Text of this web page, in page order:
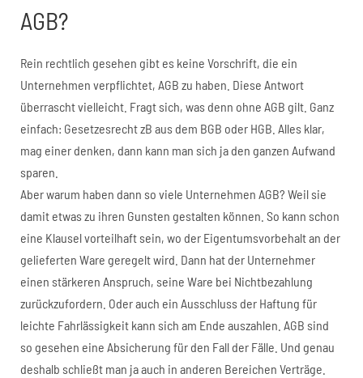
AGB?
Rein rechtlich gesehen gibt es keine Vorschrift, die ein
Unternehmen verpflichtet, AGB zu haben. Diese Antwort
überrascht vielleicht. Fragt sich, was denn ohne AGB gilt. Ganz
einfach: Gesetzesrecht zB aus dem BGB oder HGB. Alles klar,
mag einer denken, dann kann man sich ja den ganzen Aufwand
sparen.
Aber warum haben dann so viele Unternehmen AGB? Weil sie
damit etwas zu ihren Gunsten gestalten können. So kann schon
eine Klausel vorteilhaft sein, wo der Eigentumsvorbehalt an der
gelieferten Ware geregelt wird. Dann hat der Unternehmer
einen stärkeren Anspruch, seine Ware bei Nichtbezahlung
zurückzufordern. Oder auch ein Ausschluss der Haftung für
leichte Fahrlässigkeit kann sich am Ende auszahlen. AGB sind
so gesehen eine Absicherung für den Fall der Fälle. Und genau
deshalb schließt man ja auch in anderen Bereichen Verträge.